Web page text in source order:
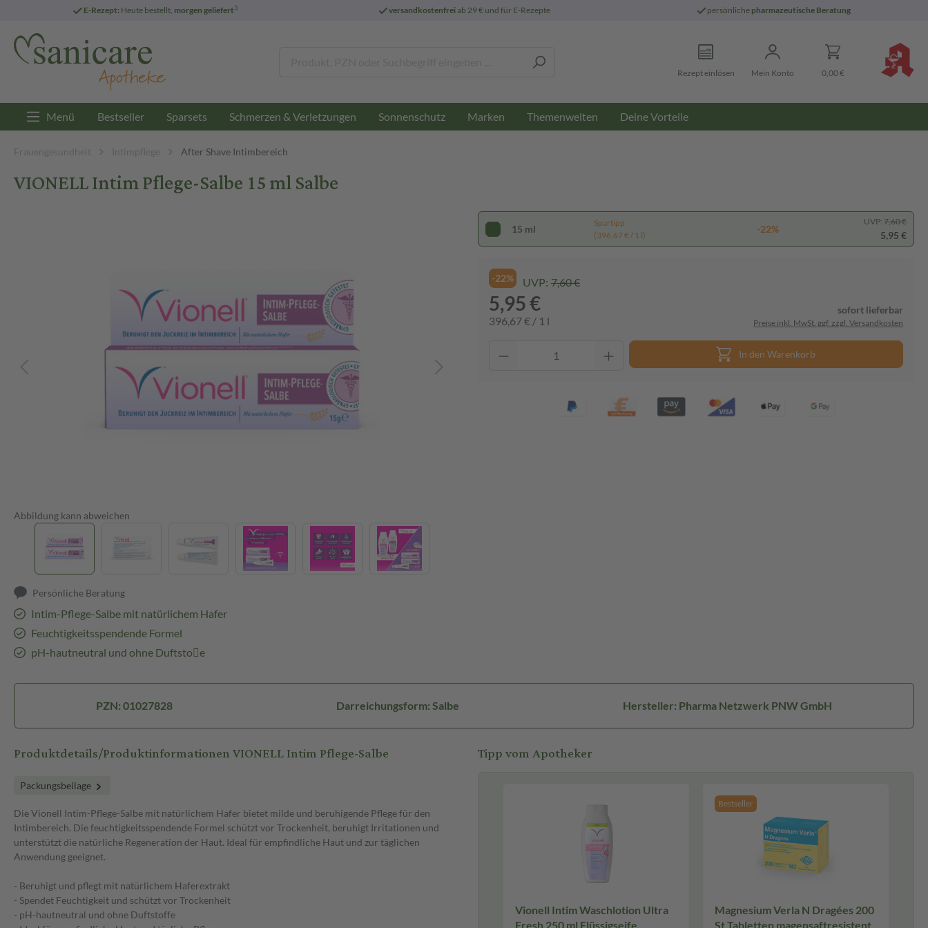
E-Rezept: Heute bestellt, morgen geliefert3 versandkostenfreiab 29 € und für E-Rezepte persönliche pharmazeutische Beratung
Rezept einlösen Mein Konto 0,00 €
Menü Bestseller Sparsets Schmerzen & Verletzungen Sonnenschutz Marken Themenwelten Deine Vorteile
Frauengesundheit Intimpflege After Shave Intimbereich
VIONELL Intim Pflege-Salbe 15 ml Salbe
Abbildung kann abweichen
Persönliche Beratung
Intim-Pflege-Salbe mit natürlichem Hafer
Feuchtigkeitsspendende Formel
pH-hautneutral und ohne Duftsto􀆯e
15 ml
Spartipp
(396,67 € / 1 l)
-22%
UVP: 7,60 €
5,95 €
-22% UVP: 7,60 €
5,95 €
396,67 € / 1 l
sofort lieferbar
Preise inkl. MwSt. ggf. zzgl. Versandkosten
In den Warenkorb
PZN: 01027828 Darreichungsform: Salbe Hersteller: Pharma Netzwerk PNW GmbH
Produktdetails/Produktinformationen VIONELL Intim Pflege-Salbe
Packungsbeilage
Die Vionell Intim-Pflege-Salbe mit natürlichem Hafer bietet milde und beruhigende Pflege für den
Intimbereich. Die feuchtigkeitsspendende Formel schützt vor Trockenheit, beruhigt Irritationen und
unterstützt die natürliche Regeneration der Haut. Ideal für empfindliche Haut und zur täglichen
Anwendung geeignet.
- Beruhigt und pflegt mit natürlichem Haferextrakt
- Spendet Feuchtigkeit und schützt vor Trockenheit
- pH-hautneutral und ohne Duftstoffe
Tipp vom Apotheker
Vionell Intim Waschlotion Ultra
Fresh 250 ml Flüssigseife
Bestseller
Magnesium Verla N Dragées 200
St Tabletten magensaftresistent